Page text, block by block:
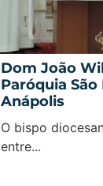
Dom João
Paróquia São
Anápolis
O bispo
entre...